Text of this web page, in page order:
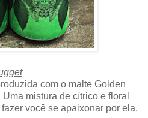
com o malte Golden
mistura de cítrico e floral
você se apaixonar por ela.